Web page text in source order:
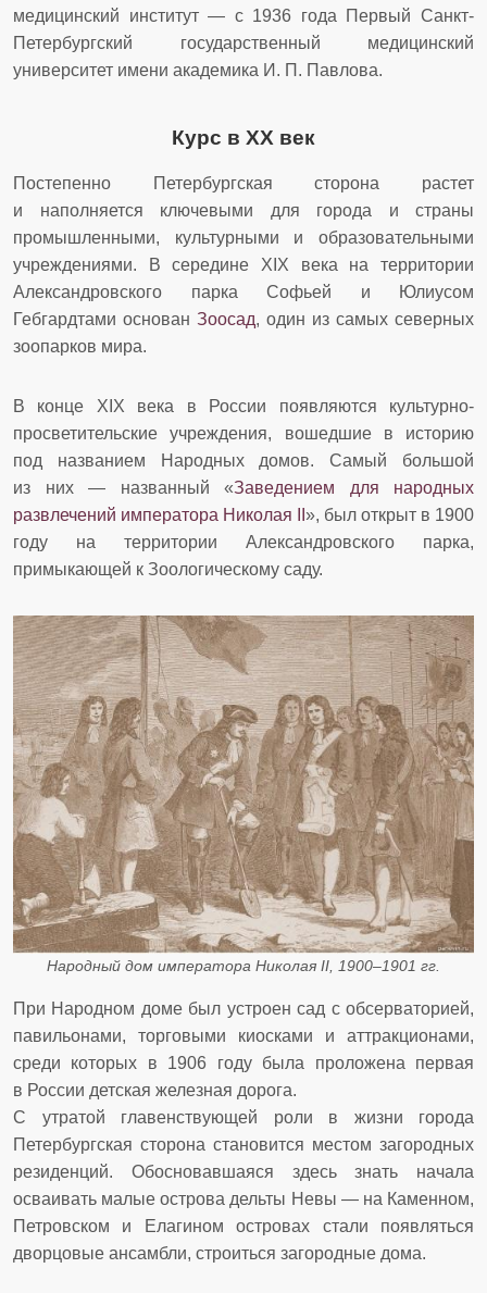
медицинский институт — с 1936 года Первый Санкт-
Петербургский государственный медицинский
университет имени академика И. П. Павлова.
Курс в XX век
Постепенно Петербургская сторона растет
и наполняется ключевыми для города и страны
промышленными, культурными и образовательными
учреждениями. В середине XIX века на территории
Александровского парка Софьей и Юлиусом
Гебгардтами основан Зоосад, один из самых северных
зоопарков мира.
В конце XIX века в России появляются культурно-
просветительские учреждения, вошедшие в историю
под названием Народных домов. Самый большой
из них — названный «Заведением для народных
развлечений императора Николая II », был открыт в 1900
году на территории Александровского парка,
примыкающей к Зоологическому саду.
Народный дом императора Николая II, 1900–1901 гг.
При Народном доме был устроен сад с обсерваторией,
павильонами, торговыми киосками и аттракционами,
среди которых в 1906 году была проложена первая
в России детская железная дорога.
С утратой главенствующей роли в жизни города
Петербургская сторона становится местом загородных
резиденций. Обосновавшаяся здесь знать начала
осваивать малые острова дельты Невы — на Каменном,
Петровском и Елагином островах стали появляться
дворцовые ансамбли, строиться загородные дома.